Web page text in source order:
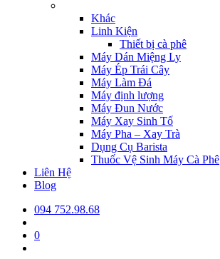
Khác
Linh Kiện
Thiết bị cà phê
Máy Dán Miệng Ly
Máy Ép Trái Cây
Máy Làm Đá
Máy định lượng
Máy Đun Nước
Máy Xay Sinh Tố
Máy Pha – Xay Trà
Dụng Cụ Barista
Thuốc Vệ Sinh Máy Cà Phê
Liên Hệ
Blog
094 752.98.68
0